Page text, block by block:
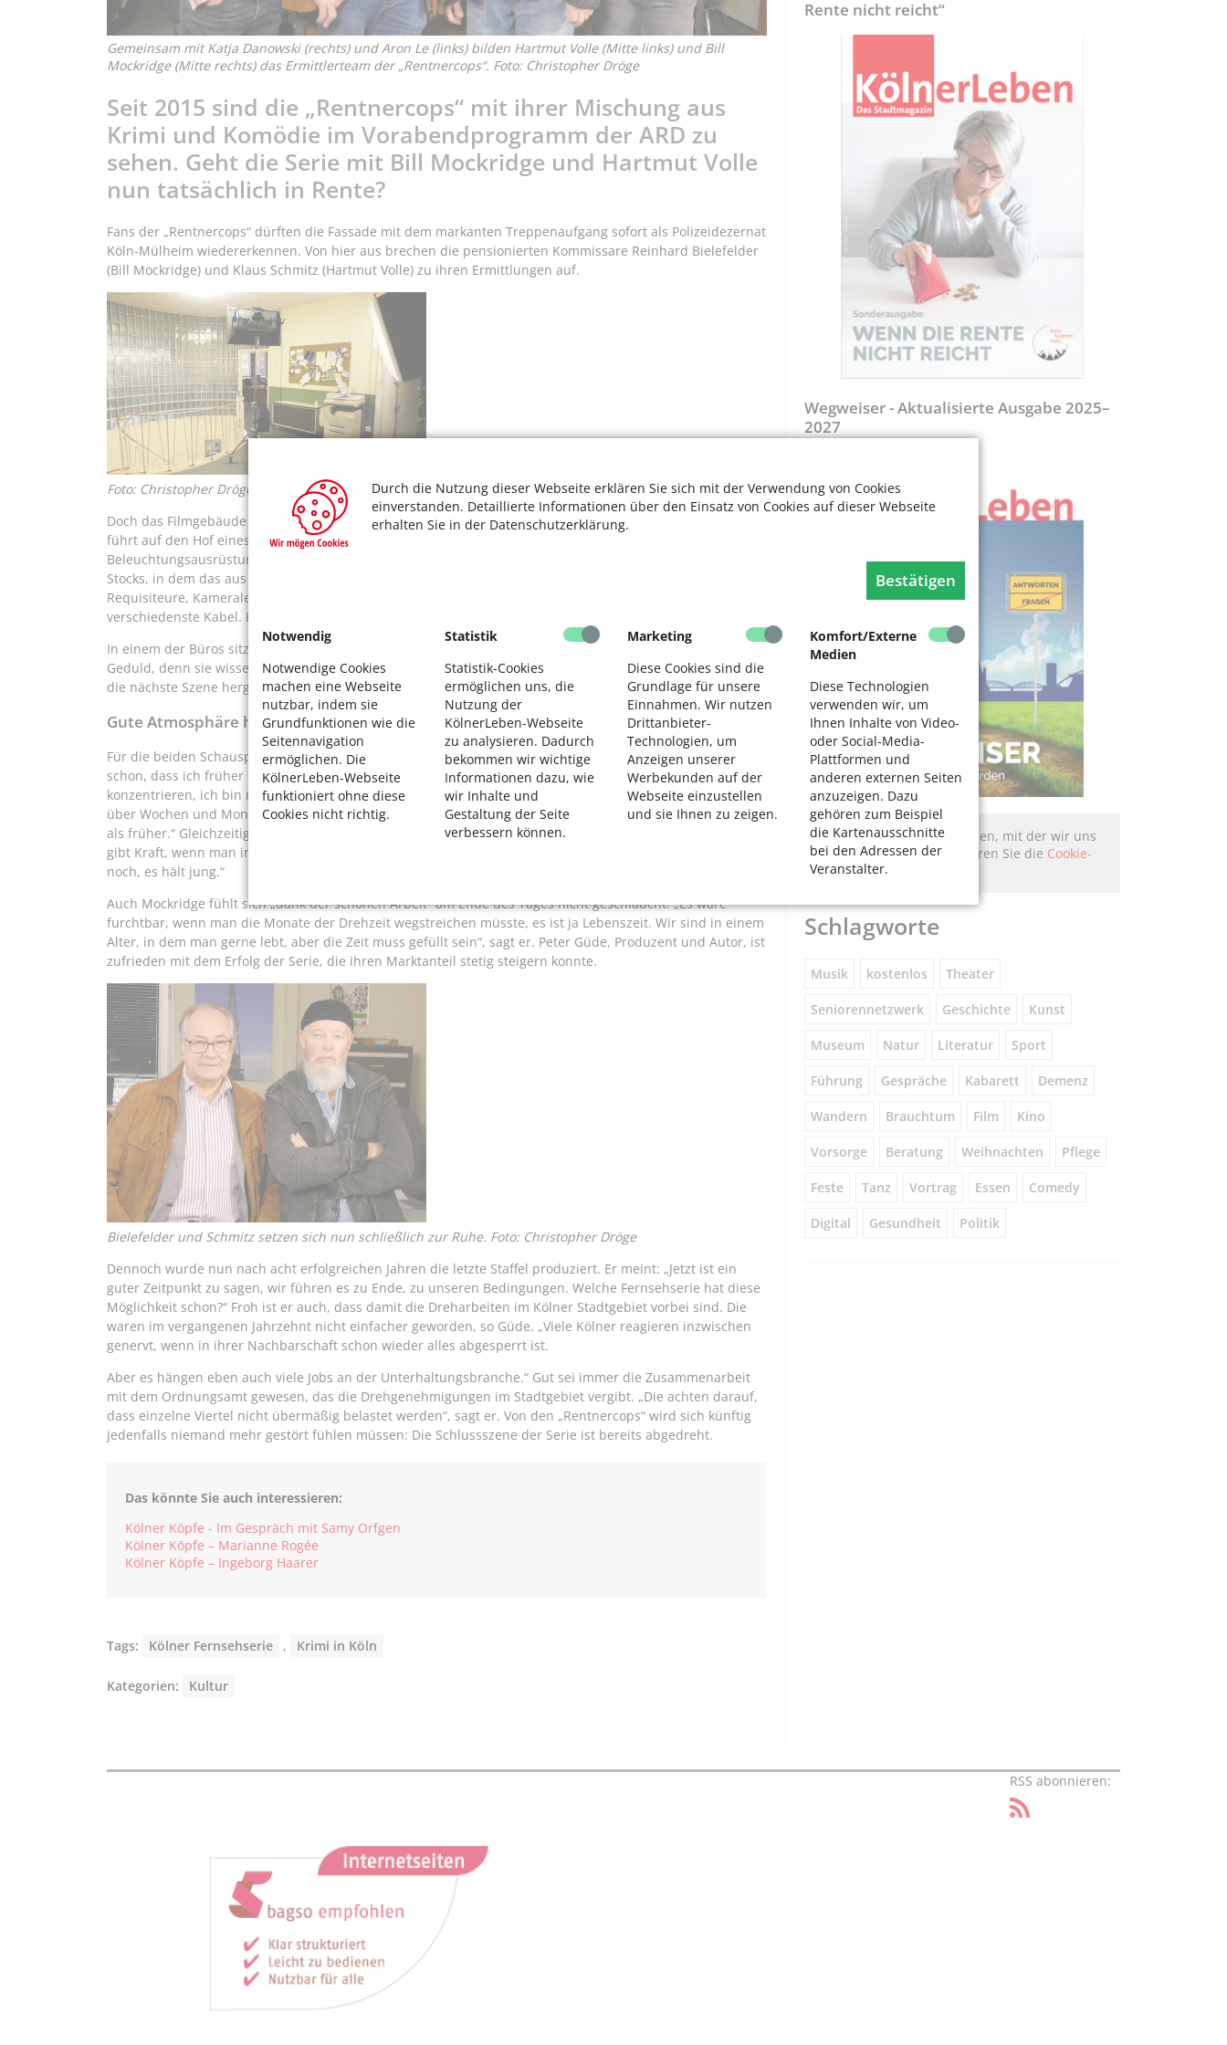
Durch die Nutzung dieser Webseite erklären Sie sich mit der Verwendung von Cookies
einverstanden. Detaillierte Informationen über den Einsatz von Cookies auf dieser Webseite
erhalten Sie in der Datenschutzerklärung.
Bestätigen
Notwendig
Notwendige Cookies
machen eine Webseite
nutzbar, indem sie
Grundfunktionen wie die
Seitennavigation
ermöglichen. Die
KölnerLeben-Webseite
funktioniert ohne diese
Cookies nicht richtig.
Statistik
Statistik-Cookies
ermöglichen uns, die
Nutzung der
KölnerLeben-Webseite
zu analysieren. Dadurch
bekommen wir wichtige
Informationen dazu, wie
wir Inhalte und
Gestaltung der Seite
verbessern können.
Marketing
Diese Cookies sind die
Grundlage für unsere
Einnahmen. Wir nutzen
Drittanbieter-
Technologien, um
Anzeigen unserer
Werbekunden auf der
Webseite einzustellen
und sie Ihnen zu zeigen.
Komfort/Externe
Medien
Diese Technologien
verwenden wir, um
Ihnen Inhalte von Video-
oder Social-Media-
Plattformen und
anderen externen Seiten
anzuzeigen. Dazu
gehören zum Beispiel
die Kartenausschnitte
bei den Adressen der
Veranstalter.
Gemeinsam mit Katja Danowski (rechts) und Aron Le (links) bilden Hartmut Volle (Mitte links) und Bill
Mockridge (Mitte rechts) das Ermittlerteam der „Rentnercops“. Foto: Christopher Dröge
Seit 2015 sind die „Rentnercops“ mit ihrer Mischung aus
Krimi und Komödie im Vorabendprogramm der ARD zu
sehen. Geht die Serie mit Bill Mockridge und Hartmut Volle
nun tatsächlich in Rente?
Fans der „Rentnercops“ dürften die Fassade mit dem markanten Treppenaufgang sofort als Polizeidezernat
Köln-Mülheim wiedererkennen. Von hier aus brechen die pensionierten Kommissare Reinhard Bielefelder
(Bill Mockridge) und Klaus Schmitz (Hartmut Volle) zu ihren Ermittlungen auf.
Foto: Christopher Dröge
Doch das Filmgebäude steht anders als in der Serie nicht in Mülheim, sondern in Braunsfeld, die Treppe
führt auf den Hof eines Gebrauchtwagenhandels. Dort stehen heute mit Kamera-, Ton- und
Beleuchtungsausrüstung beladene Lkw und Catering-Trucks für die Dreharbeiten. Im Flur des ersten
Stocks, in dem das aus der Serie bekannte Büro mit der Glassteinwand zu finden ist, schieben sich
Requisiteure, Kameraleute und Aufnahmeleiter aneinander vorbei. Über den Boden schlängeln sich
verschiedenste Kabel. Kulissen, die zurzeit nicht benötigt werden, werden als Abstellkammern genutzt.
In einem der Büros sitzen Volle (70) und Mockridge (76) und warten auf ihren Einsatz. Sie üben sich in
Geduld, denn sie wissen aus Erfahrung, dass sie manchmal Stunden warten müssen, bis die Kulissen für
die nächste Szene hergerichtet sind. So ein Drehtag kann ganz schön lang werden.
Gute Atmosphäre hält jung
Für die beiden Schauspieler bedeutet das eine andere Herausforderung als in jüngeren Jahren. „Ich merke
schon, dass ich früher müde werde“, sagt etwa Volle. „Ich muss mich an Drehtagen viel mehr
konzentrieren, ich bin nicht mehr so spontan und locker wie früher“, fügt Mockridge hinzu. „Man muss
über Wochen und Monate jeden Tag Text lernen. Damit der sitzt, brauche ich deutlich mehr Vorbereitung
als früher.“ Gleichzeitig aber helfe die Erfahrung, mit den eigenen Kräften zu haushalten, sagt Volle. „Es
gibt Kraft, wenn man in einer guten Atmosphäre arbeitet, gerade mit jüngeren Kollegen“, meint er. „Mehr
noch, es hält jung.“
Auch Mockridge fühlt sich „dank der schönen Arbeit“ am Ende des Tages nicht geschlaucht. „Es wäre
furchtbar, wenn man die Monate der Drehzeit wegstreichen müsste, es ist ja Lebenszeit. Wir sind in einem
Alter, in dem man gerne lebt, aber die Zeit muss gefüllt sein“, sagt er. Peter Güde, Produzent und Autor, ist
zufrieden mit dem Erfolg der Serie, die ihren Marktanteil stetig steigern konnte.
Bielefelder und Schmitz setzen sich nun schließlich zur Ruhe. Foto: Christopher Dröge
Dennoch wurde nun nach acht erfolgreichen Jahren die letzte Staffel produziert. Er meint: „Jetzt ist ein
guter Zeitpunkt zu sagen, wir führen es zu Ende, zu unseren Bedingungen. Welche Fernsehserie hat diese
Möglichkeit schon?“ Froh ist er auch, dass damit die Dreharbeiten im Kölner Stadtgebiet vorbei sind. Die
waren im vergangenen Jahrzehnt nicht einfacher geworden, so Güde. „Viele Kölner reagieren inzwischen
genervt, wenn in ihrer Nachbarschaft schon wieder alles abgesperrt ist.
Aber es hängen eben auch viele Jobs an der Unterhaltungsbranche.“ Gut sei immer die Zusammenarbeit
mit dem Ordnungsamt gewesen, das die Drehgenehmigungen im Stadtgebiet vergibt. „Die achten darauf,
dass einzelne Viertel nicht übermäßig belastet werden“, sagt er. Von den „Rentnercops“ wird sich künftig
jedenfalls niemand mehr gestört fühlen müssen: Die Schlussszene der Serie ist bereits abgedreht.
Das könnte Sie auch interessieren:
Kölner Köpfe - Im Gespräch mit Samy Orfgen
Kölner Köpfe – Marianne Rogée
Kölner Köpfe – Ingeborg Haarer
Tags: Kölner Fernsehserie , Krimi in Köln
Kategorien: Kultur
Rente nicht reicht“
Wegweiser - Aktualisierte Ausgabe 2025–
2027
Hier könnte Werbung stehen, mit der wir uns
finanzieren. Bitte akzeptieren Sie die Cookie-
Meldung.
Schlagworte
Musik kostenlos Theater
Seniorennetzwerk Geschichte Kunst
Museum Natur Literatur Sport
Führung Gespräche Kabarett Demenz
Wandern Brauchtum Film Kino
Vorsorge Beratung Weihnachten Pflege
Feste Tanz Vortrag Essen Comedy
Digital Gesundheit Politik
RSS abonnieren: